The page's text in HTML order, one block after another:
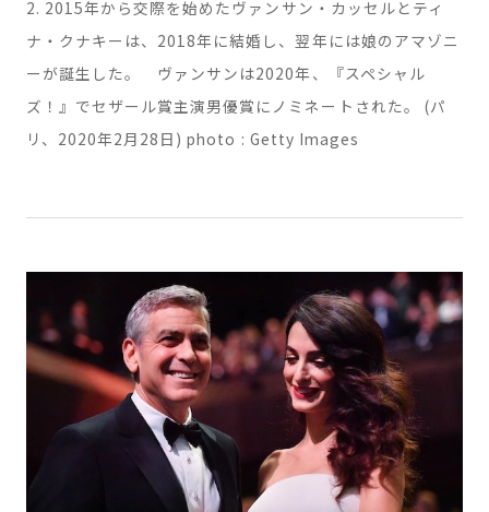
2. 2015年から交際を始めたヴァンサン・カッセルとティ
ナ・クナキーは、2018年に結婚し、翌年には娘のアマゾニ
ーが誕生した。 ヴァンサンは2020年、『スペシャル
ズ！』でセザール賞主演男優賞にノミネートされた。 (パ